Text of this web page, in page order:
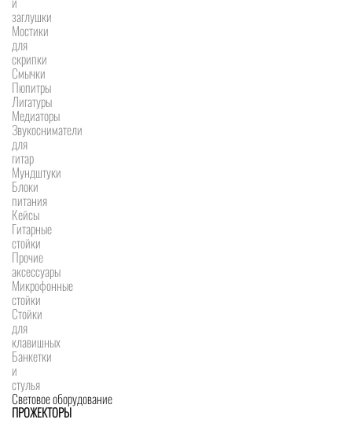
заглушки
Мостики
для
скрипки
Смычки
Пюпитры
Лигатуры
Медиаторы
Звукосниматели
для
гитар
Мундштуки
Блоки
питания
Кейсы
Гитарные
стойки
Прочие
аксессуары
Микрофонные
стойки
Стойки
для
клавишных
Банкетки
и
стулья
Световое оборудование
ПРОЖЕКТОРЫ